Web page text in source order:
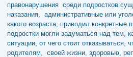
правонарушения среди подростков
наказания, административные или
какого возраста; приводил конкретные
подростки могли задуматься над тем,
ситуации, от чего стоит отказываться,
родителям, своей жизни, здоровью,